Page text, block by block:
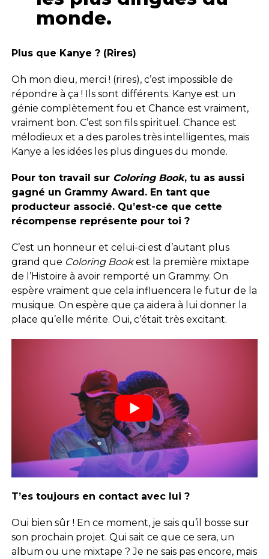
monde.
Plus que Kanye ? (Rires)
Oh mon dieu, merci ! (rires), c’est impossible de
répondre à ça ! Ils sont différents. Kanye est un
génie complètement fou et Chance est vraiment,
vraiment bon. C’est son fils spirituel. Chance est
mélodieux et a des paroles très intelligentes, mais
Kanye a les idées les plus dingues du monde.
Pour ton travail sur Coloring Book, tu as aussi
gagné un Grammy Award. En tant que
producteur associé. Qu’est-ce que cette
récompense représente pour toi ?
C’est un honneur et celui-ci est d’autant plus
grand que Coloring Bookest la première mixtape
de l’Histoire à avoir remporté un Grammy. On
espère vraiment que cela influencera le futur de la
musique. On espère que ça aidera à lui donner la
place qu’elle mérite. Oui, c’était très excitant.
T’es toujours en contact avec lui ?
Oui bien sûr ! En ce moment, je sais qu’il bosse sur
son prochain projet. Qui sait ce que ce sera, un
album ou une mixtape ? Je ne sais pas encore, mais